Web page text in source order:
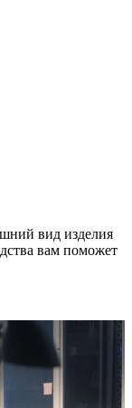
вид изделия
вам поможет